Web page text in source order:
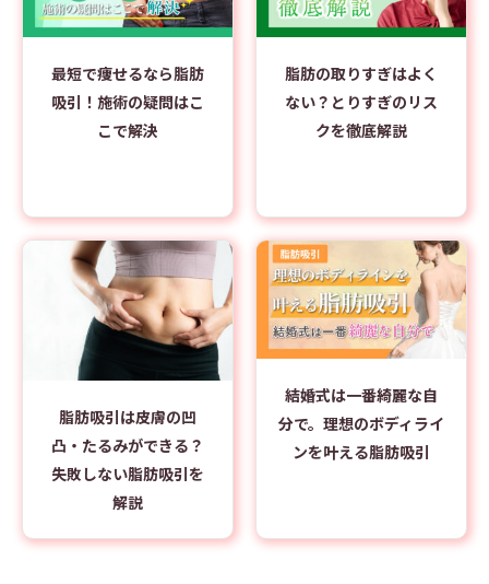
最短で痩せるなら脂肪
吸引！施術の疑問はこ
こで解決
脂肪の取りすぎはよく
ない？とりすぎのリス
クを徹底解説
脂肪吸引は皮膚の凹
凸・たるみができる？
失敗しない脂肪吸引を
解説
結婚式は一番綺麗な自
分で。理想のボディライ
ンを叶える脂肪吸引